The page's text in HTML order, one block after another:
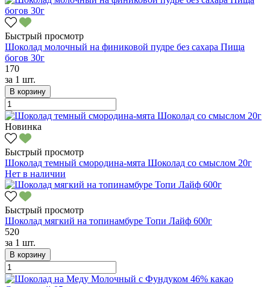
Быстрый просмотр
Шоколад молочный на финиковой пудре без сахара Пища
богов 30г
170
за 1 шт.
В корзину
Новинка
Быстрый просмотр
Шоколад темный смородина-мята Шоколад со смыслом 20г
Нет в наличии
Быстрый просмотр
Шоколад мягкий на топинамбуре Топи Лайф 600г
520
за 1 шт.
В корзину